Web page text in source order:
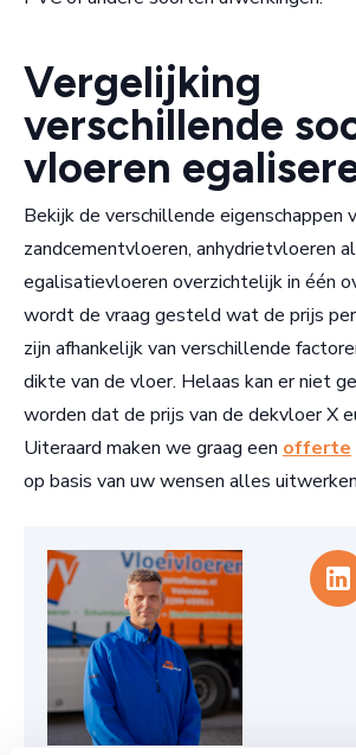
Vergelijking
verschillende
vloeren
Bekijk de verschillende eigenschappen
zandcementvloeren, anhydrietvloeren
egalisatievloeren overzichtelijk in één
wordt de vraag gesteld wat de prijs
zijn afhankelijk van verschillende
dikte van de vloer. Helaas kan er niet
worden dat de prijs van de dekvloer X
Uiteraard maken we graag een offerte
op basis van uw wensen alles